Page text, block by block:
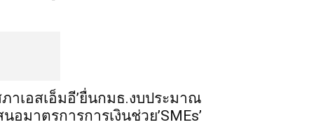
ภาเอสเอ็มอี’ยื่นกมธ.งบประมาณ
นอมาตรการการเงินช่วย’SMEs’